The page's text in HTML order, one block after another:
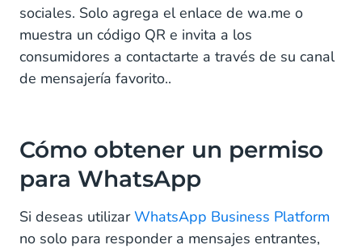
sociales. Solo agrega el enlace de wa.me o
muestra un código QR e invita a los
consumidores a contactarte a través de su canal
de mensajería favorito..
Cómo obtener un permiso
para WhatsApp
Si deseas utilizarWhatsApp Business Platform
no solo para responder a mensajes entrantes,